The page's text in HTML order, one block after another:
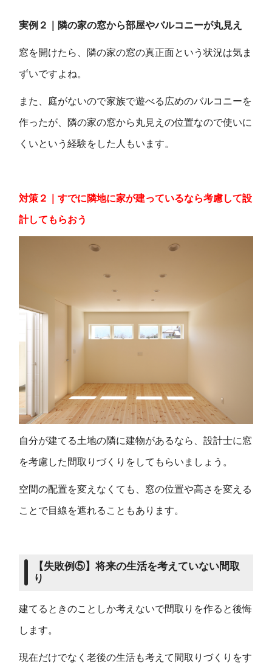
実例２｜隣の家の窓から部屋やバルコニーが丸見え
窓を開けたら、隣の家の窓の真正面という状況は気ま
ずいですよね。
また、庭がないので家族で遊べる広めのバルコニーを
作ったが、隣の家の窓から丸見えの位置なので使いに
くいという経験をした人もいます。
対策２｜すでに隣地に家が建っているなら考慮して設
計してもらおう
自分が建てる土地の隣に建物があるなら、設計士に窓
を考慮した間取りづくりをしてもらいましょう。
空間の配置を変えなくても、窓の位置や高さを変える
ことで目線を遮れることもあります。
【失敗例⑤】将来の生活を考えていない間取
り
建てるときのことしか考えないで間取りを作ると後悔
します。
現在だけでなく老後の生活も考えて間取りづくりをす